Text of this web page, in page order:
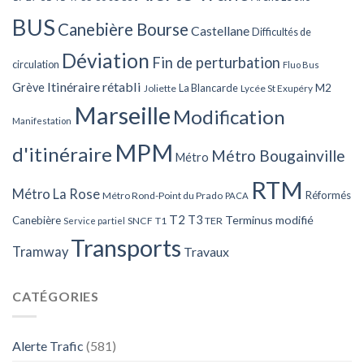
BUS Canebière Bourse Castellane Difficultés de
circulation Déviation Fin de perturbation Fluo Bus
Grève Itinéraire rétabli Joliette La Blancarde Lycée St Exupéry M2
Manifestation Marseille Modification
d'itinéraire MPM Métro Métro Bougainville
Métro La Rose Métro Rond-Point du Prado PACA RTM Réformés
Canebière Service partiel SNCF T1 T2 T3 TER Terminus modifié
Tramway Transports Travaux
CATÉGORIES
Alerte Trafic (581)